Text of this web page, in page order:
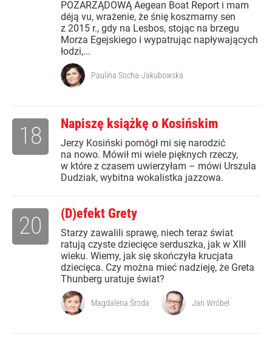
POZARZĄDOWĄ Aegean Boat Report i mam
déją vu, wrażenie, że śnię koszmarny sen
z 2015 r., gdy na Lesbos, stojąc na brzegu
Morza Egejskiego i wypatrując napływających
łodzi,...
Paulina Socha-Jakubowska
Napiszę książkę o Kosińskim
Jerzy Kosiński pomógł mi się narodzić
na nowo. Mówił mi wiele pięknych rzeczy,
w które z czasem uwierzyłam – mówi Urszula
Dudziak, wybitna wokalistka jazzowa.
18
(D)efekt Grety
Starzy zawalili sprawę, niech teraz świat
ratują czyste dziecięce serduszka, jak w XIII
wieku. Wiemy, jak się skończyła krucjata
dziecięca. Czy można mieć nadzieję, że Greta
Thunberg uratuje świat?
20
Magdalena Środa Jan Wróbel